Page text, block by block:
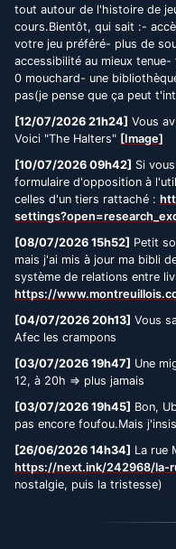
tout autour de l'histoire de
cours.Bientôt, qui sait :-
votre jeu préféré- plus de
accessibilité au mieux
0 mouchard- une
pas(je pense que ça peut
[12/07/2026 21h24] Vous
Voici "The Halters" [Image]
[10/07/2026 09h42] Si
formulaire d'opposition à
celles d'un tiers rattaché :
[08/07/2026 15h52] Petit
mais j'ai mis à jour ma bibli
système de relations entre
https://
[04/07/2026 20h13] Vous
Afec les crampons
[03/07/2026 19h47] Une
12, à 20h => plus jamais
[03/07/2026 19h45] Bon,
pas encore foufou.Mais
[26/06/2026 14h34] La rue
https://next.ink/242968/la-
nostalgie, puis la tristesse)